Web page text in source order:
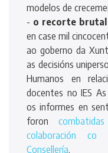
modelos de
- o recorte
en case mil
ao goberno da
as decisións
Humanos en
docentes no IES
os informes en
foron
colaboración co
Consellería.